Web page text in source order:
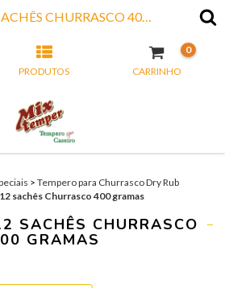
CAIXA COM 12 SACHÊS CHURRASCO 400 GRAMAS
PRODUTOS CARRINHO
0
> Tempero para Churrasco Dry Rub
sachês Churrasco 400 gramas
SACHÊS CHURRASCO
GRAMAS